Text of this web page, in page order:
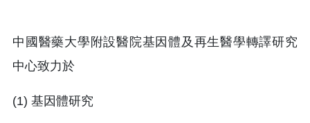
中國醫藥大學附設醫院基因體及再生醫學轉譯研究
中心致力於
(1) 基因體研究